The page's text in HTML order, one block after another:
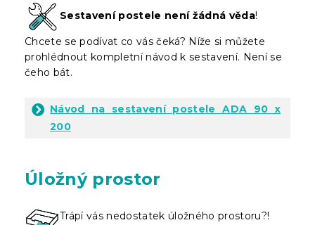
Sestavení postele není žádná věda!
Chcete se podívat co vás čeká? Níže si můžete
prohlédnout kompletní návod k sestavení. Není se
čeho bát.
Návod na sestavení postele ADA 90 x
200
Úložný prostor
Trápí vás nedostatek úložného prostoru?!